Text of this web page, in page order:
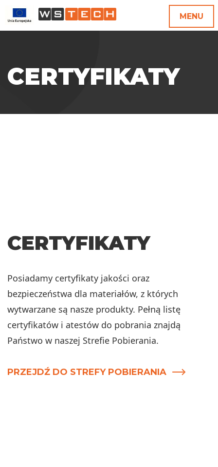
MENU
CERTYFIKATY
CERTYFIKATY
Posiadamy certyfikaty jakości oraz
bezpieczeństwa dla materiałów, z których
wytwarzane są nasze produkty. Pełną listę
certyfikatów i atestów do pobrania znajdą
Państwo w naszej Strefie Pobierania.
PRZEJDŹ DO STREFY POBIERANIA